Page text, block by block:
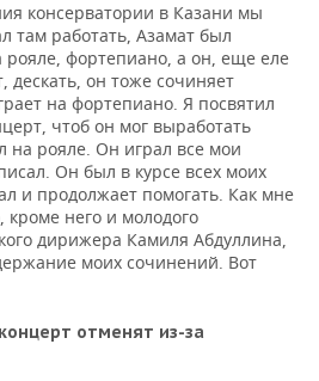
консерватории в Казани мы
там работать, Азамат был
фортепиано, а он, еще еле
дескать, он тоже сочиняет
на фортепиано. Я посвятил
чтоб он мог выработать
на рояле. Он играл все мои
Он был в курсе всех моих
и продолжает помогать. Как мне
кроме него и молодого
дирижера Камиля Абдуллина,
моих сочинений. Вот
отменят из-за